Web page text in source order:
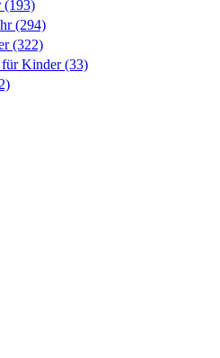
(193)
(294)
(322)
für Kinder(33)